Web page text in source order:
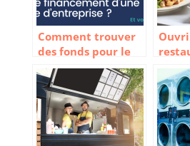
Comment trouver
des fonds pour le
financement d’une
reprise
d’entreprise ?